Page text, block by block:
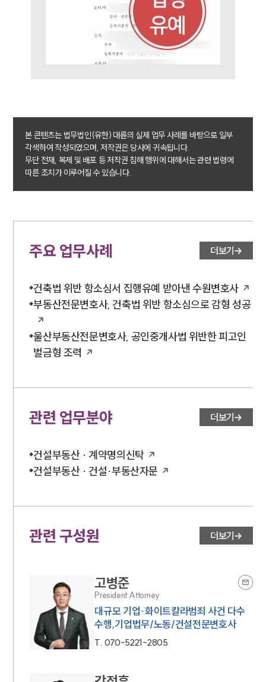
대륜법률상담예약
대륜법률상담예약
본 콘텐츠는 법무법인(유한) 대륜의 실제 업무 사례를 바탕으로 일부
각색하여 작성되었으며, 저작권은 당사에 귀속됩니다.
무단 전재, 복제 및 배포 등 저작권 침해 행위에 대해서는 관련 법령에
따른 조치가 이루어질 수 있습니다.
주요 업무사례 더보기
건축법 위반 항소심서 집행유예 받아낸 수원변호사
부동산전문변호사, 건축법 위반 항소심으로 감형 성공
울산부동산전문변호사, 공인중개사법 위반한 피고인
벌금형 조력
관련 업무분야 더보기
건설부동산 · 계약명의신탁
건설부동산 · 건설·부동산자문
관련 구성원 더보기
고병준
President Attorney
대규모 기업·화이트칼라범죄 사건 다수
수행,기업법무/노동/건설전문변호사
T. 070-5221-2805